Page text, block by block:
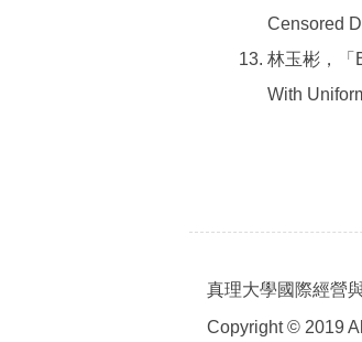
Censored
林玉彬，「
With
真理大學國際經營
Copyright © 2019